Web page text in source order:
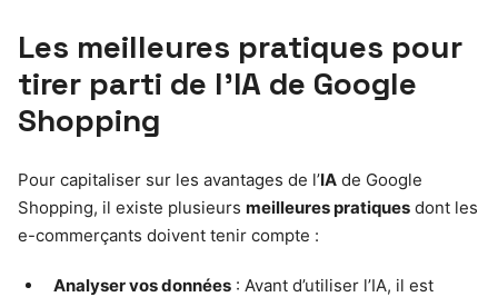
Les meilleures pratiques pour
tirer parti de l’IA de Google
Shopping
Pour capitaliser sur les avantages de l’IA de Google
Shopping, il existe plusieurs meilleures pratiques dont les
e-commerçants doivent tenir compte :
Analyser vos données : Avant d’utiliser l’IA, il est